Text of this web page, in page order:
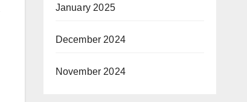
January 2025
December 2024
November 2024